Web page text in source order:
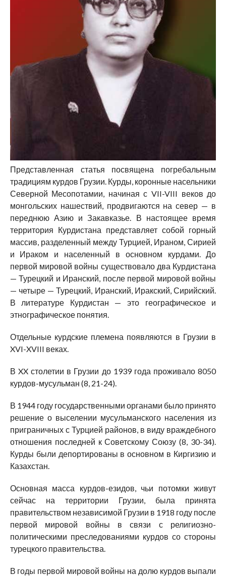
Представленная статья посвящена погребальным
традициям курдов Грузии. Курды, коронные насельники
Северной Месопотамии, начиная с VII-VIII веков до
монгольских нашествий, продвигаются на север — в
переднюю Азию и Закавказье. В настоящее время
территория Курдистана представляет собой горный
массив, разделенный между Турцией, Ираном, Сирией
и Ираком и населенный в основном курдами. До
первой мировой войны существовало два Курдистана
— Турецкий и Иранский, после первой мировой войны
— четыре — Турецкий, Иранский, Иракский, Сирийский.
В литературе Курдистан — это географическое и
этнографическое понятия.
Отдельные курдские племена появляются в Грузии в
XVI-XVIII веках.
В XX столетии в Грузии до 1939 года проживало 8050
курдов-мусульман (8, 21-24).
В 1944 году государственными органами было принято
решение о выселении мусульманского населения из
приграничных с Турцией районов, в виду враждебного
отношения последней к Советскому Союзу (8, 30-34).
Курды были депортированы в основном в Киргизию и
Казахстан.
Основная масса курдов-езидов, чьи потомки живут
сейчас на территории Грузии, была принята
правительством независимой Грузии в 1918 году после
первой мировой войны в связи с религиозно-
политическими преследованиями курдов со стороны
турецкого правительства.
В годы первой мировой войны на долю курдов выпали